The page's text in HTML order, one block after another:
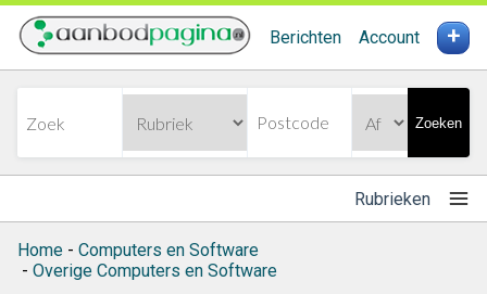
Berichten Account +
Zoeken
Rubrieken
Home - Computers en Software
- Overige Computers en Software